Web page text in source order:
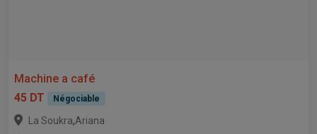
Machine a café
45 DT
Négociable
La Soukra,Ariana